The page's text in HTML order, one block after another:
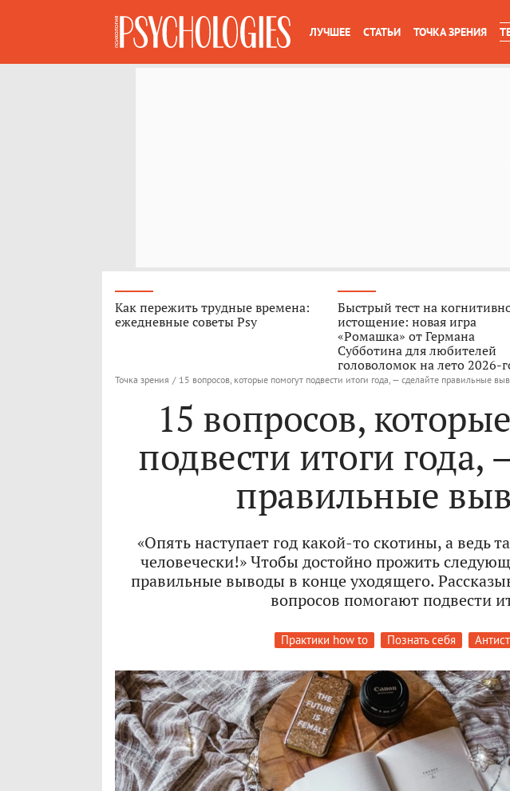
ЛУЧШЕЕ СТАТЬИ ТОЧКА ЗРЕНИЯ
Как пережить трудные времена:
ежедневные советы Psy
Быстрый тест на
истощение: новая игра
«Ромашка» от Германа
Субботина для любителей
головоломок на лето 2026-
Точка зрения / 15 вопросов, которые помогут подвести итоги года, — сделайте правильные
15 вопросов,
подвести итоги года,
правильные
«Опять наступает год какой-то скотины, а ведь
человечески!» Чтобы достойно прожить
правильные выводы в конце уходящего.
вопросов помогают подвести
Практики how to Познать себя